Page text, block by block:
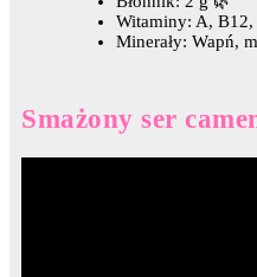
Witaminy: A, B12,
Minerały: Wapń,
Smażony ser